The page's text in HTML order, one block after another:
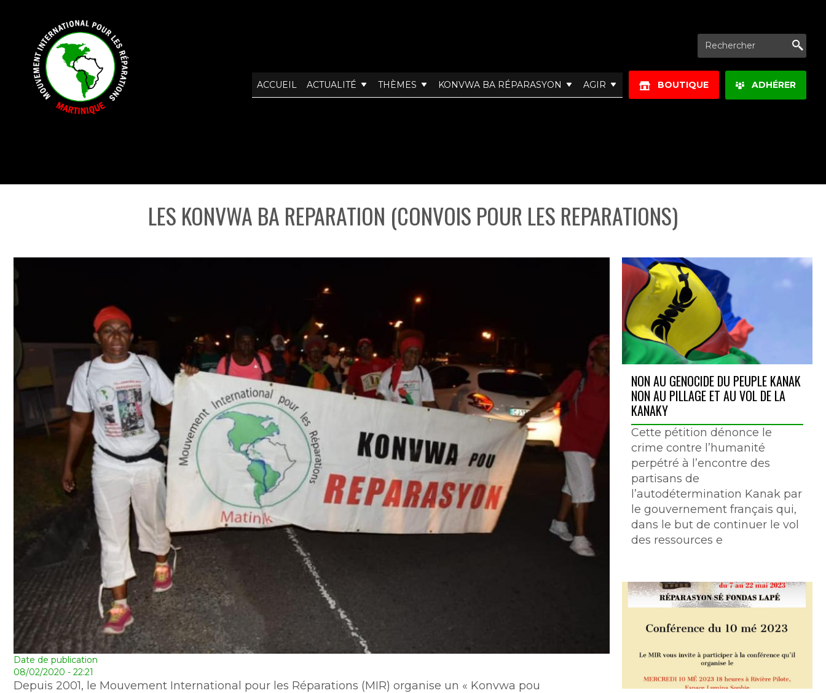
ADHÉRER
BOUTIQUE
ACCUEIL ACTUALITÉ THÈMES KONVWA BA RÉPARASYON AGIR
LES KONVWA BA REPARATION (CONVOIS POUR LES REPARATIONS)
Date de publication
08/02/2020 - 22:21
Depuis 2001, le Mouvement International pour les Réparations (MIR) organise un « Konvwa pou
NON AU GENOCIDE DU PEUPLE KANAK
NON AU PILLAGE ET AU VOL DE LA
KANAKY
Cette pétition dénonce le
crime contre l’humanité
perpétré à l’encontre des
partisans de
l’autodétermination Kanak par
le gouvernement français qui,
dans le but de continuer le vol
des ressources e